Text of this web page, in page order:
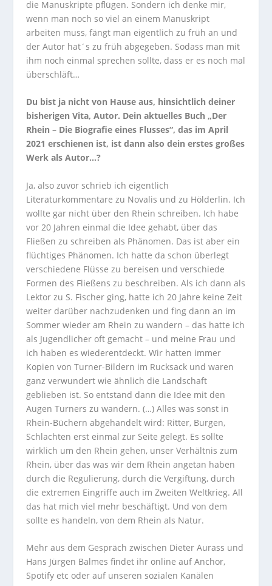
die Manuskripte pflügen. Sondern ich denke mir,
wenn man noch so viel an einem Manuskript
arbeiten muss, fängt man eigentlich zu früh an und
der Autor hat´s zu früh abgegeben. Sodass man mit
ihm noch einmal sprechen sollte, dass er es noch mal
überschläft…
Du bist ja nicht von Hause aus, hinsichtlich deiner
bisherigen Vita, Autor. Dein aktuelles Buch „Der
Rhein – Die Biografie eines Flusses“, das im April
2021 erschienen ist, ist dann also dein erstes großes
Werk als Autor…?
Ja, also zuvor schrieb ich eigentlich
Literaturkommentare zu Novalis und zu Hölderlin. Ich
wollte gar nicht über den Rhein schreiben. Ich habe
vor 20 Jahren einmal die Idee gehabt, über das
Fließen zu schreiben als Phänomen. Das ist aber ein
flüchtiges Phänomen. Ich hatte da schon überlegt
verschiedene Flüsse zu bereisen und verschiede
Formen des Fließens zu beschreiben. Als ich dann als
Lektor zu S. Fischer ging, hatte ich 20 Jahre keine Zeit
weiter darüber nachzudenken und fing dann an im
Sommer wieder am Rhein zu wandern – das hatte ich
als Jugendlicher oft gemacht – und meine Frau und
ich haben es wiederentdeckt. Wir hatten immer
Kopien von Turner-Bildern im Rucksack und waren
ganz verwundert wie ähnlich die Landschaft
geblieben ist. So entstand dann die Idee mit den
Augen Turners zu wandern. (…) Alles was sonst in
Rhein-Büchern abgehandelt wird: Ritter, Burgen,
Schlachten erst einmal zur Seite gelegt. Es sollte
wirklich um den Rhein gehen, unser Verhältnis zum
Rhein, über das was wir dem Rhein angetan haben
durch die Regulierung, durch die Vergiftung, durch
die extremen Eingriffe auch im Zweiten Weltkrieg. All
das hat mich viel mehr beschäftigt. Und von dem
sollte es handeln, von dem Rhein als Natur.
Mehr aus dem Gespräch zwischen Dieter Aurass und
Hans Jürgen Balmes findet ihr online auf Anchor,
Spotify etc oder auf unseren sozialen Kanälen